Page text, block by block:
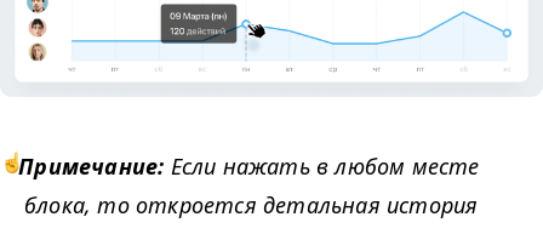
Примечание: Если нажать в любом месте
блока, то откроется детальная история